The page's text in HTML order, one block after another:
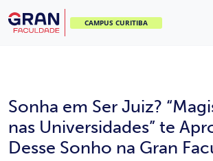
CAMPUS CURITIBA
Sonha em Ser Juiz?
nas Universidades” te
Desse Sonho na Gran